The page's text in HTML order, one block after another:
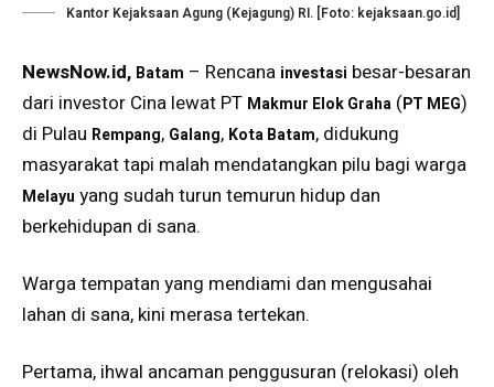
Kantor Kejaksaan Agung (Kejagung) RI. [Foto: kejaksaan.go.id]
NewsNow.id, Batam – Rencana investasi besar-besaran
dari investor Cina lewat PT Makmur Elok Graha (PT MEG)
di Pulau Rempang, Galang, Kota Batam, didukung
masyarakat tapi malah mendatangkan pilu bagi warga
Melayu yang sudah turun temurun hidup dan
berkehidupan di sana.
Warga tempatan yang mendiami dan mengusahai
lahan di sana, kini merasa tertekan.
Pertama, ihwal ancaman penggusuran (relokasi) oleh